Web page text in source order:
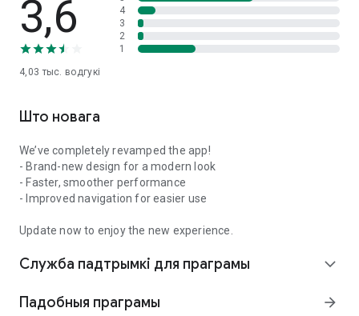
3,6
4,03 тыс. водгукі
4
3
2
1
Што новага
We’ve completely revamped the app!
- Brand-new design for a modern look
- Faster, smoother performance
- Improved navigation for easier use
Update now to enjoy the new experience.
Служба падтрымкі для праграмы expand_more
Падобныя праграмы arrow_forward